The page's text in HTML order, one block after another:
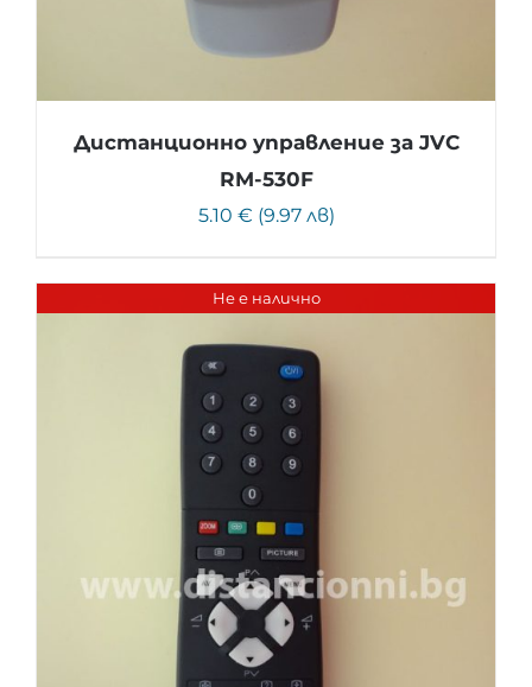
Дистанционно управление за JVC
RM-530F
5.10 € (9.97 лв)
Не е налично